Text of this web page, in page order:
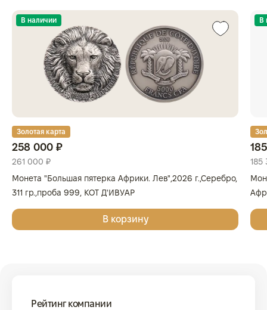
В наличии
Золотая карта
258 000 ₽
261 000 ₽
Монета "Большая пятерка Африки. Лев",2026 г.,Серебро,
311 гр.,проба 999, КОТ Д'ИВУАР
В корзину
В
185
Рейтинг компании